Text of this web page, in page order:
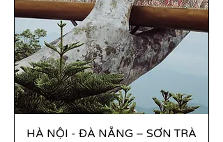
HÀ NỘI - ĐÀ NẴNG – SƠN TRÀ